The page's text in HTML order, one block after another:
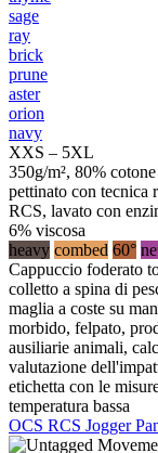
sage
ray
brick
prune
aster
orion
navy
XXS – 5XL
350g/m², 80%
pettinato con tecnica
RCS, lavato con
6% viscosa
heavy combed 60°
Cappuccio foderato
colletto a spina di
maglia a coste su
morbido, felpato,
ausiliarie animali,
valutazione
etichetta con le
temperatura bassa
OCS RCS Jogger